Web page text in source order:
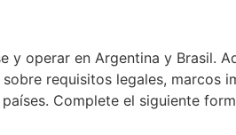
y operar en Argentina y Brasil.
requisitos legales, marcos
Complete el siguiente